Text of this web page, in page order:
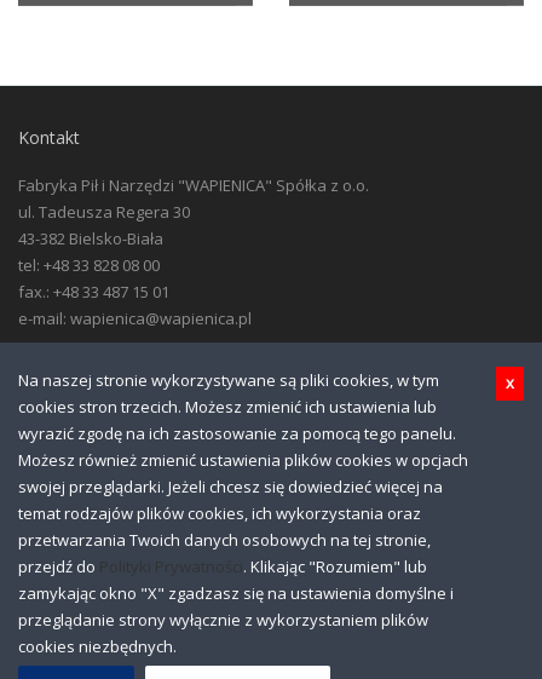
Kontakt
Fabryka Pił i Narzędzi "WAPIENICA" Spółka z o.o.
ul. Tadeusza Regera 30
43-382 Bielsko-Biała
tel: +48 33 828 08 00
fax.: +48 33 487 15 01
e-mail: wapienica@wapienica.pl
Pomoc
Download
Galeria zdjęć
Linki
Polityka prywatności
Polityka cookies
FPiN WAPIENICA Sp. z o.o. Wszelkie prawa zastrzeżone. Projekt i
Na naszej stronie wykorzystywane są pliki cookies, w tym
cookies stron trzecich. Możesz zmienić ich ustawienia lub
wyrazić zgodę na ich zastosowanie za pomocą tego panelu.
Możesz również zmienić ustawienia plików cookies w opcjach
swojej przeglądarki. Jeżeli chcesz się dowiedzieć więcej na
temat rodzajów plików cookies, ich wykorzystania oraz
przetwarzania Twoich danych osobowych na tej stronie,
przejdź do Polityki Prywatności. Klikając "Rozumiem" lub
zamykając okno "X" zgadzasz się na ustawienia domyślne i
przeglądanie strony wyłącznie z wykorzystaniem plików
cookies niezbędnych.
x